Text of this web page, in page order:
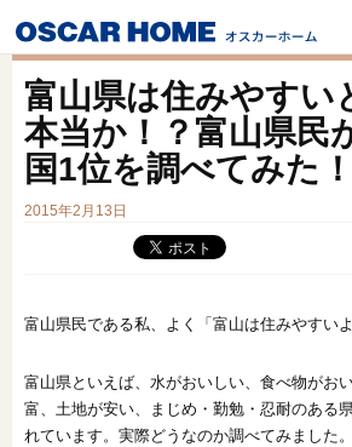
特長
性能・技術
建築実例
フォトギャラリー
販売中の物件
富山県は住みやすい
本当か！？富山県民
国1位を調べてみた！
2015年2月13日
富山県民である私、よく「富山は住みやすい
富山県といえば、水がおいしい、食べ物がお
富、土地が安い、まじめ・勤勉・忍耐のある
れています。実際どうなのか調べてみました。